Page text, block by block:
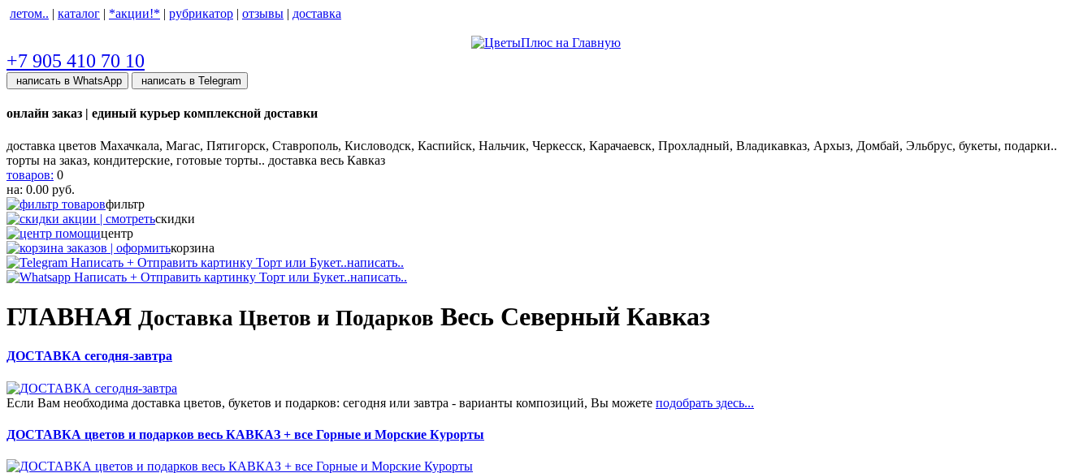
летом.. | каталог | *акции!* | рубрикатор | отзывы | доставка
+7 905 410 70 10
написать в WhatsApp написать в Telegram
онлайн заказ | единый курьер комплексной доставки
доставка цветов Махачкала, Магас, Пятигорск, Ставрополь, Кисловодск, Каспийск, Нальчик, Черкесск, Карачаевск, Прохладный, Владикавказ, Архыз, Домбай, Эльбрус, букеты, подарки..
торты на заказ, кондитерские, готовые торты.. доставка весь Кавказ
товаров: 0
на: 0.00 руб.
фильтр
скидки
центр
корзина
написать..
написать..
ГЛАВНАЯ Доставка Цветов и Подарков Весь Северный Кавказ
ДОСТАВКА сегодня-завтра
Если Вам необходима доставка цветов, букетов и подарков: сегодня или завтра - варианты композиций, Вы можете подобрать здесь...
ДОСТАВКА цветов и подарков весь КАВКАЗ + все Горные и Морские Курорты